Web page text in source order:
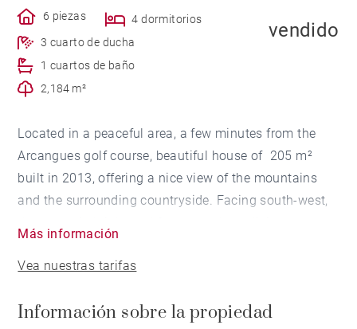
6 piezas
4 dormitorios
3 cuarto de ducha
1 cuartos de baño
2,184 m²
vendido
Located in a peaceful area, a few minutes from the
Arcangues golf course, beautiful house of 205 m²
built in 2013, offering a nice view of the mountains
and the surrounding countryside. Facing south-west,
beautiful master suite and a beautiful office space
with swimming pool and summer kitchen. A garage
Más información
Vea nuestras tarifas
Información sobre la propiedad